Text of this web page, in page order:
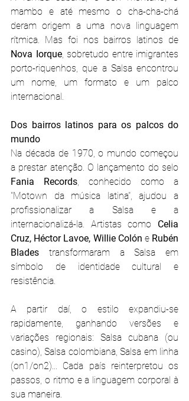
mambo e até mesmo o cha-cha-chá
deram origem a uma nova linguagem
Nova Iorque, sobretudo entre imigrantes
porto-riquenhos, que a Salsa encontrou
um nome, um formato e um palco
internacional.
Dos bairros latinos para os palcos do
mundo
Na década de 1970, o mundo começou
Fania Records, conhecido como a
"Motown da música latina", ajudou a
profissionalizar a Salsa e a
internacionalizá-la. Artistas como Celia
Cruz, Héctor Lavoe, Willie Colón e Rubén
Blades transformaram a Salsa em
símbolo de identidade cultural e
resistência.
A partir daí, o estilo expandiu-se
rapidamente, ganhando versões e
variações regionais: Salsa cubana (ou
casino), Salsa colombiana, Salsa em linha
(on1/on2)... Cada país reinterpretou os
passos, o ritmo e a linguagem corporal à
sua maneira.